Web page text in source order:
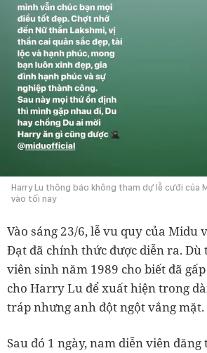
Harry Lu thông báo không tham dự lễ cưới của
vào tối nay
Vào sáng 23/6, lễ vu quy của Midu
Đạt đã chính thức được diễn ra. Dù
viên sinh năm 1989 cho biết đã
cho Harry Lu để xuất hiện trong
tráp nhưng anh đột ngột vắng mặt.
Sau đó 1 ngày, nam diễn viên